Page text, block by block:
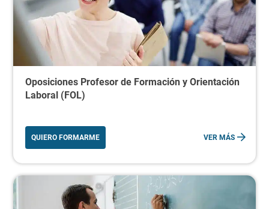
Oposiciones Profesor de Formación y Orientación
Laboral (FOL)
QUIERO FORMARME VER MÁS